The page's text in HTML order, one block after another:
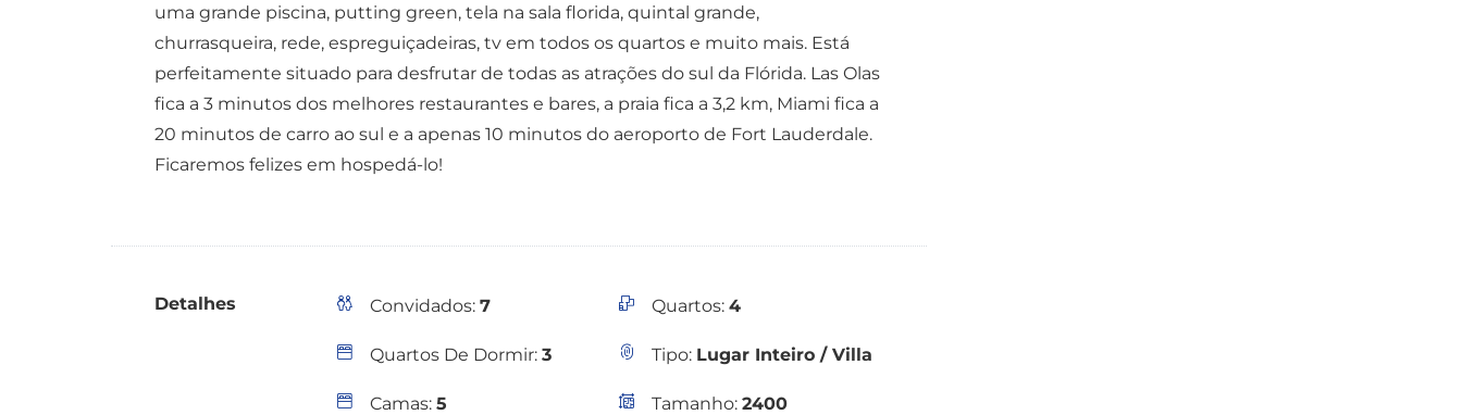
uma grande piscina, putting green, tela na sala florida, quintal grande,
churrasqueira, rede, espreguiçadeiras, tv em todos os quartos e muito mais. Está
perfeitamente situado para desfrutar de todas as atrações do sul da Flórida. Las Olas
fica a 3 minutos dos melhores restaurantes e bares, a praia fica a 3,2 km, Miami fica a
20 minutos de carro ao sul e a apenas 10 minutos do aeroporto de Fort Lauderdale.
Ficaremos felizes em hospedá-lo!
Detalhes Convidados: 7
Quartos De Dormir: 3
Camas: 5
Quartos: 4
Tipo: Lugar Inteiro / Villa
Tamanho: 2400